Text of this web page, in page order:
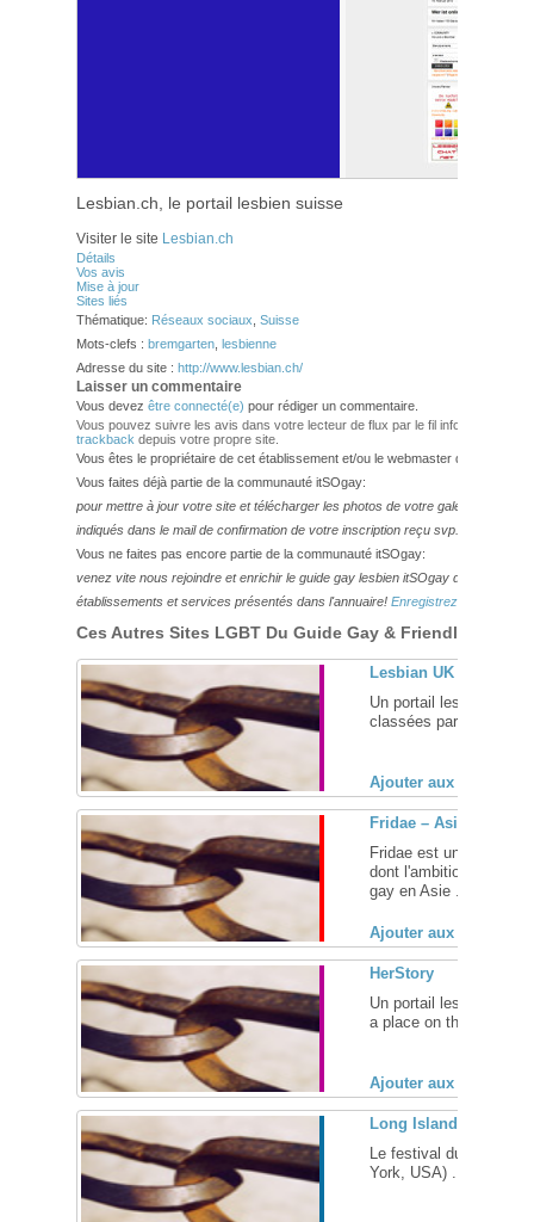
Lesbian.ch, le portail lesbien suisse
Visiter le site Lesbian.ch
Détails
Vos avis
Mise à jour
Sites liés
Thématique: Réseaux sociaux Suisse
Mots-clefs : bremgarten lesbienne
Adresse du site : http://www.lesbian.ch/
Laisser un commentaire
Vous devez être connecté(e) pour rédiger un commentaire.
Vous pouvez suivre les avis dans votre lecteur de flux par le fil info
trackback depuis votre propre site.
Vous êtes le propriétaire de cet établissement et/ou le webmaster de ce site?
Vous faites déjà partie de la communauté itSOgay:
pour mettre à jour votre site et télécharger les photos de votre galerie,
indiqués dans le mail de confirmation de votre inscription reçu svp.
Vous ne faites pas encore partie de la communauté itSOgay:
venez vite nous rejoindre et enrichir le guide gay lesbien itSOgay de vos
établissements et services présentés dans l'annuaire! Enregistrez-vous ici!
Ces Autres Sites LGBT Du Guide Gay & Friendly
Lesbian UK
Un portail lesbien
classées par région et
Ajouter aux favoris
Fridae – Asia Gay
Fridae est un portail
dont l'ambition est de
gay en Asie ... [
Ajouter aux favoris
HerStory
Un portail lesbien bien
a place on the net
Ajouter aux favoris
Long Island Gay and
Le festival du film gay
York, USA) ... [